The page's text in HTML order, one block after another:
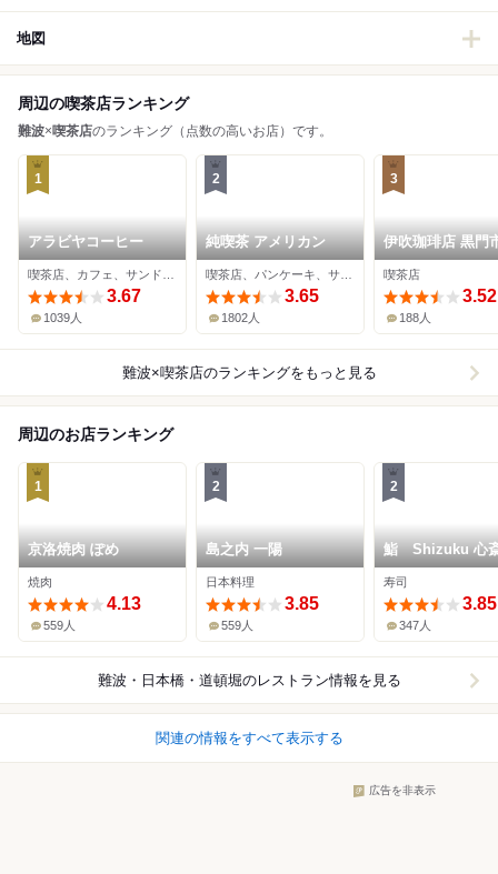
地図
周辺の喫茶店ランキング
難波×喫茶店のランキング（点数の高いお店）です。
1
アラビヤコーヒー
3.67
1039人
2
純喫茶 アメリカン
3.65
1802人
3
伊吹珈琲店 黒門
喫茶店
3.52
188人
難波×喫茶店のランキングをもっと見る
周辺のお店ランキング
1
京洛焼肉 ぽめ
焼肉
4.13
559人
2
島之内 一陽
日本料理
3.85
559人
2
鮨 Shizuku 心
寿司
3.85
347人
難波・日本橋・道頓堀のレストラン情報を見る
関連の情報をすべて表示する
広告を非表示